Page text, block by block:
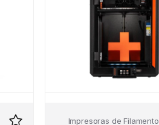
Impresoras de Filamento